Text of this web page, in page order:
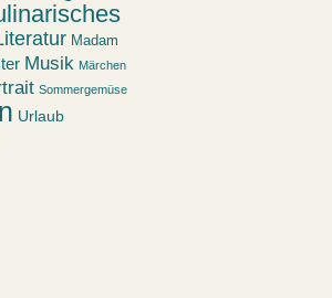
Madam
Musik Märchen
Sommergemüse
Urlaub